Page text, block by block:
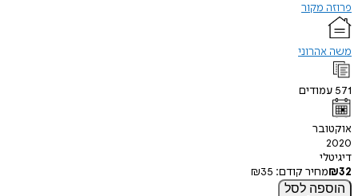
פרוזה מקור
משה אהרוני
571 עמודים
אוקטובר
2020
דיגיטלי
₪32 מחיר קודם: ₪35
הוספה לסל